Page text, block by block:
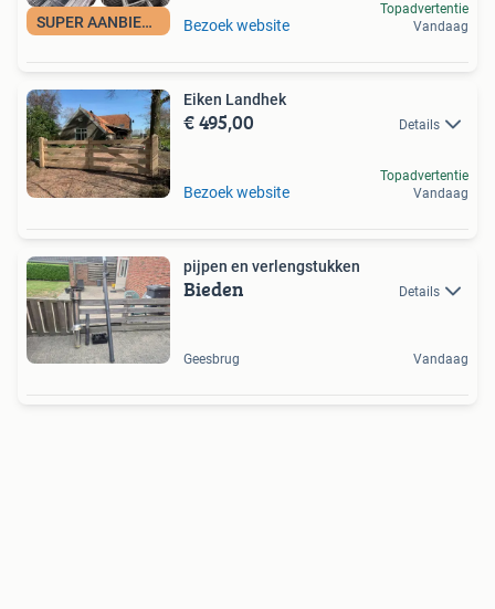
SUPER AANBIEDING Bezoek website
Topadvertentie
Vandaag
Eiken Landhek
€ 495,00 Details
Bezoek website
Topadvertentie
Vandaag
pijpen en verlengstukken
Bieden Details
Geesbrug Vandaag